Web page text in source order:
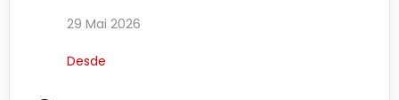
29 Mai 2026
Desde